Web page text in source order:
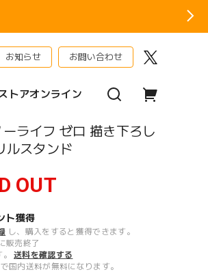
お知らせ お問い合わせ
トアオンライン
ライフ ゼロ 描き下ろし
ルスタンド
OUT
ト獲得
し、購入をすると獲得できます。
販売終了
送料を確認する
国内送料が無料になります。